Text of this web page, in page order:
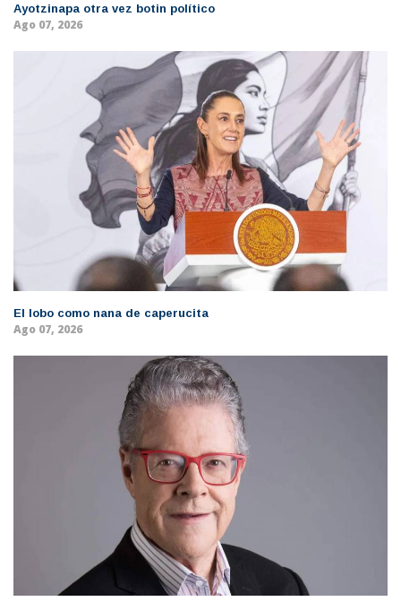
Ayotzinapa otra vez botin político
Ago 07, 2026
El lobo como nana de caperucita
Ago 07, 2026